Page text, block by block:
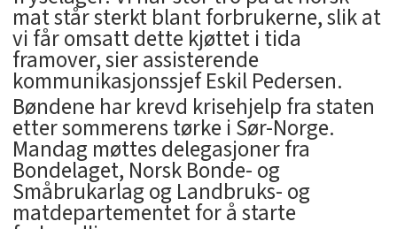
mat står sterkt blant forbrukerne, slik at
vi får omsatt dette kjøttet i tida
framover, sier assisterende
kommunikasjonssjef Eskil Pedersen.
Bøndene har krevd krisehjelp fra staten
etter sommerens tørke i Sør-Norge.
Mandag møttes delegasjoner fra
Bondelaget, Norsk Bonde- og
Småbrukarlag og Landbruks- og
matdepartementet for å starte